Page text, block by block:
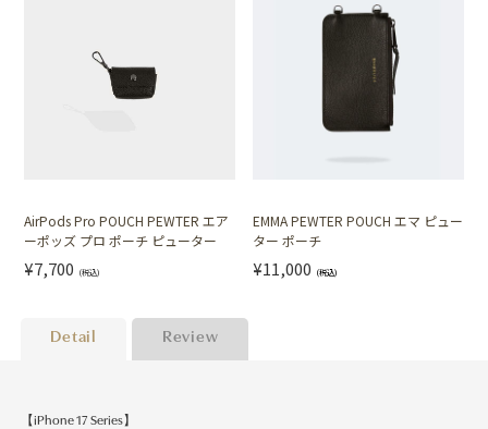
AirPods Pro POUCH PEWTER エア
ーポッズ プロ ポーチ ピューター
¥7,700 (税込)
EMMA PEWTER POUCH エマ ピュー
ター ポーチ
¥11,000 (税込)
Detail Review
【iPhone 17 Series】